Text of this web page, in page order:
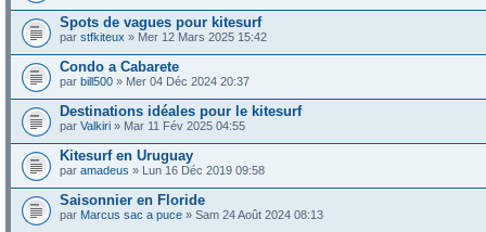
Spots de vagues pour kitesurf
par stfkiteux » Mer 12 Mars 2025 15:42
Condo a Cabarete
par bill500 » Mer 04 Déc 2024 20:37
Destinations idéales pour le kitesurf
par Valkiri » Mar 11 Fév 2025 04:55
Kitesurf en Uruguay
par amadeus » Lun 16 Déc 2019 09:58
Saisonnier en Floride
par Marcus sac a puce » Sam 24 Août 2024 08:13